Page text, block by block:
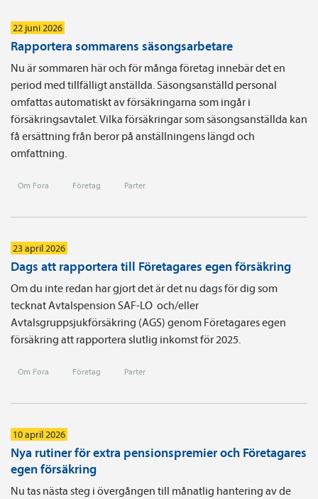
22 juni 2026
Rapportera sommarens säsongsarbetare
Nu är sommaren här och för många företag innebär det en
period med tillfälligt anställda. Säsongsanställd personal
omfattas automatiskt av försäkringarna som ingår i
försäkringsavtalet. Vilka försäkringar som säsongsanställda kan
få ersättning från beror på anställningens längd och
omfattning.
Om Fora Företag Parter
23 april 2026
Dags att rapportera till Företagares egen försäkring
Om du inte redan har gjort det är det nu dags för dig som
tecknat Avtals­pension SAF-LO och/eller
Avtalsgruppsjukförsäkring (AGS) genom Företagares egen
försäkring att rapportera slutlig inkomst för 2025.
Om Fora Företag Parter
10 april 2026
Nya rutiner för extra pensionspremier och Företagares
egen försäkring
Nu tas nästa steg i övergången till månatlig hantering av de